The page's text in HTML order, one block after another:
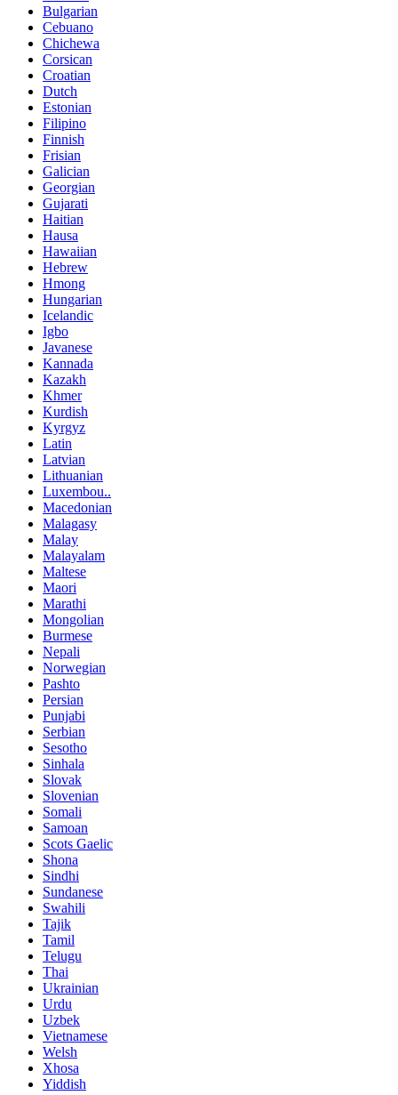
Bulgarian
Cebuano
Chichewa
Corsican
Croatian
Dutch
Estonian
Filipino
Finnish
Frisian
Galician
Georgian
Gujarati
Haitian
Hausa
Hawaiian
Hebrew
Hmong
Hungarian
Icelandic
Igbo
Javanese
Kannada
Kazakh
Khmer
Kurdish
Kyrgyz
Latin
Latvian
Lithuanian
Luxembou..
Macedonian
Malagasy
Malay
Malayalam
Maltese
Maori
Marathi
Mongolian
Burmese
Nepali
Norwegian
Pashto
Persian
Punjabi
Serbian
Sesotho
Sinhala
Slovak
Slovenian
Somali
Samoan
Scots Gaelic
Shona
Sindhi
Sundanese
Swahili
Tajik
Tamil
Telugu
Thai
Ukrainian
Urdu
Uzbek
Vietnamese
Welsh
Xhosa
Yiddish